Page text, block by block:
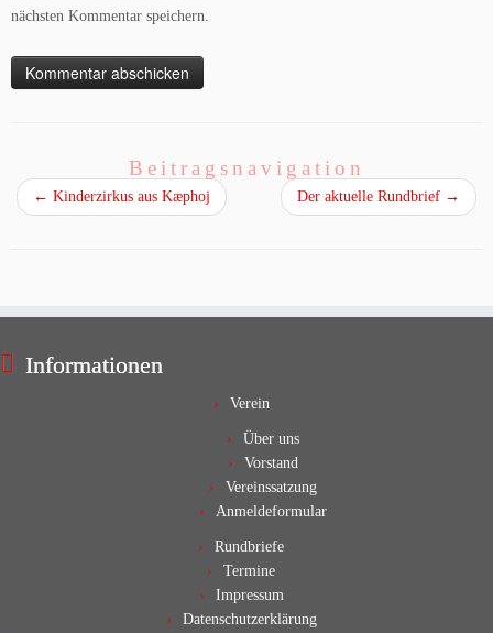
nächsten Kommentar speichern.
Beitragsnavigation
← Kinderzirkus aus Kæphoj Der aktuelle Rundbrief →
Informationen
Verein
Über uns
Vorstand
Vereinssatzung
Anmeldeformular
Rundbriefe
Termine
Impressum
Datenschutzerklärung